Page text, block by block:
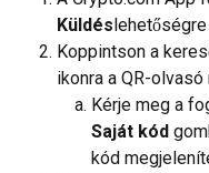
Küldés lehetőségre
Koppintson a
ikonra a QR-
Kérje meg a
Saját kód
kód